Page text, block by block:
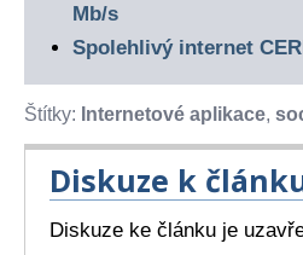
Mb/s
Spolehlivý internet
Štítky: Internetové aplikace,
Diskuze k
Diskuze ke článku je